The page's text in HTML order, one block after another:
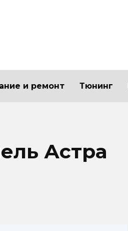
и ремонт Тюнинг
Астра